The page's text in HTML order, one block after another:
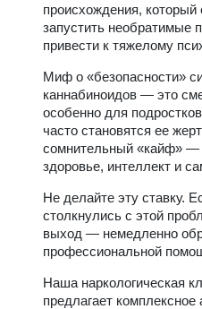
происхождения,
запустить необратимые
привести к тяжелому
Миф о «безопасности»
каннабиноидов — это
особенно для
часто становятся ее
сомнительный «кайф» —
здоровье, интеллект и
Не делайте эту ставку.
столкнулись с этой
выход — немедленно
профессиональной
Наша наркологическая
предлагает